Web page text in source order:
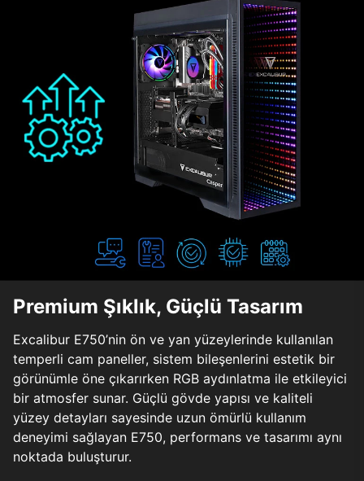
Premium Şıklık, Güçlü Tasarım
Excalibur E750’nin ön ve yan yüzeylerinde kullanılan
temperli cam paneller, sistem bileşenlerini estetik bir
görünümle öne çıkarırken RGB aydınlatma ile etkileyici
bir atmosfer sunar. Güçlü gövde yapısı ve kaliteli
yüzey detayları sayesinde uzun ömürlü kullanım
deneyimi sağlayan E750, performans ve tasarımı aynı
noktada buluşturur.